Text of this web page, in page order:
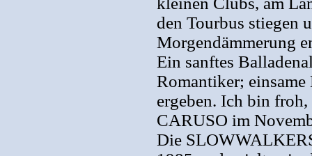
den Tourbus stiegen
Morgendämmerung
Ein sanftes
Romantiker;
ergeben. Ich bin
CARUSO im
Die